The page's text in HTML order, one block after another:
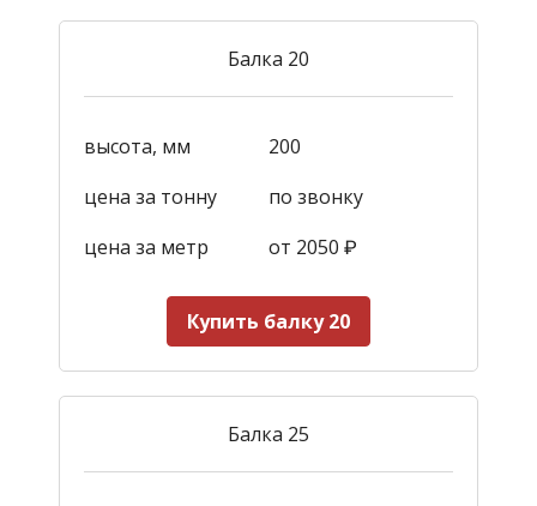
Балка 20
высота, мм
200
цена за тонну
по звонку
цена за метр
от 2050 ₽
Купить балку 20
Балка 25